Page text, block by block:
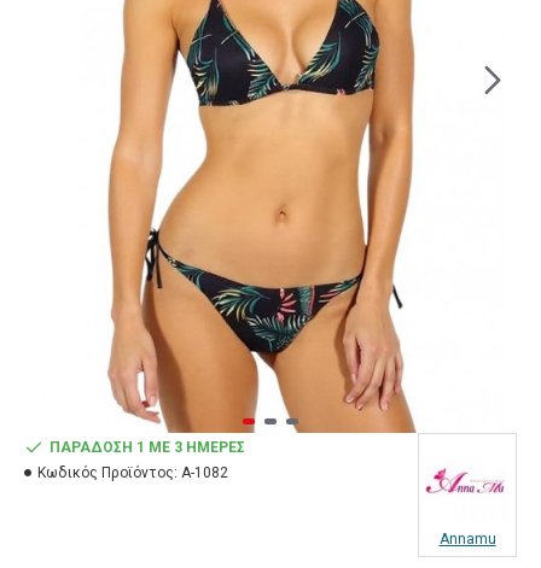
ΠΑΡΆΔΟΣΗ 1 ΜΕ 3 ΗΜΈΡΕΣ
Κωδικός Προϊόντος: A-1082
Annamu